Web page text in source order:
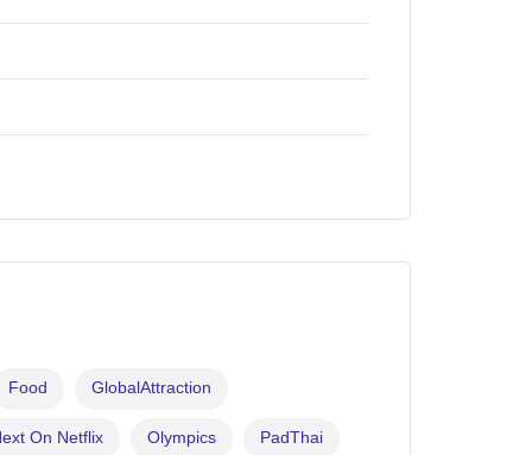
Food GlobalAttraction
On Netflix Olympics PadThai